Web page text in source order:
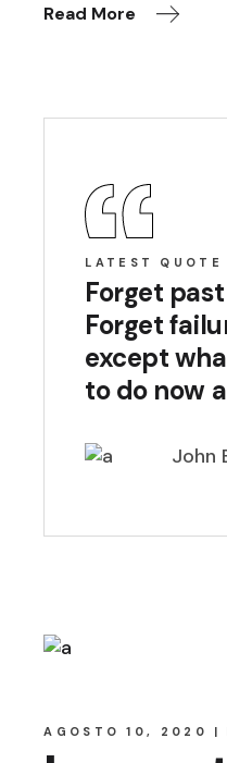
Read More
LATEST QUOTE
Forget
Forget
except
to do now
John
AGOSTO 10, 2020